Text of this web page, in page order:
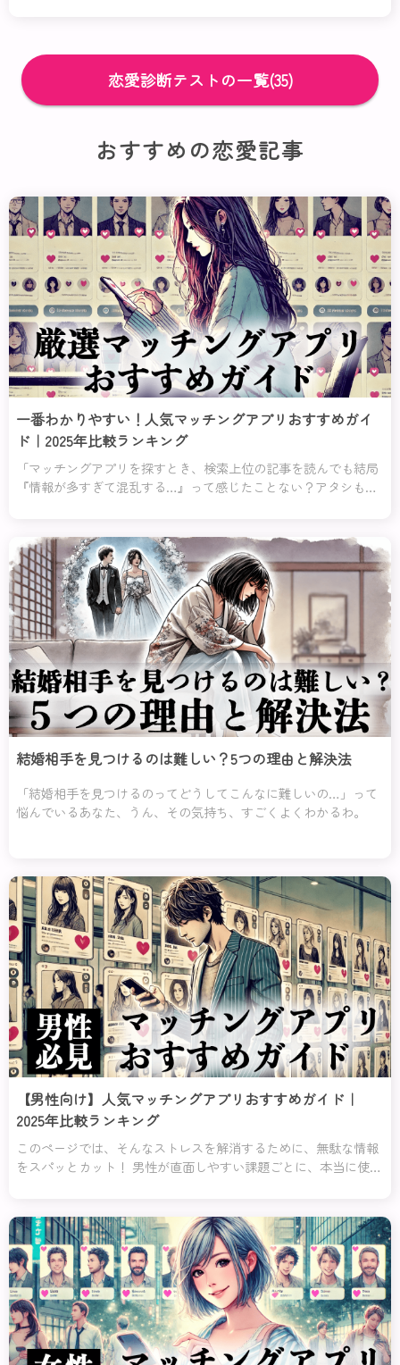
れのタイプごとの詳細な特徴を知ることで、これからの
恋愛をより楽しく、理想の相手を見つけるヒントになる
かもしれません。さあ、診断スタートです！
恋愛診断テストの一覧(35)
おすすめの恋愛記事
一番わかりやすい！人気マッチングアプリおすすめガイ
ド｜2025年比較ランキング
「マッチングアプリを探すとき、検索上位の記事を読んでも結局
『情報が多すぎて混乱する…』って感じたことない？アタシもそ
結婚相手を見つけるのは難しい？5つの理由と解決法
「結婚相手を見つけるのってどうしてこんなに難しいの…」って
悩んでいるあなた、うん、その気持ち、すごくよくわかるわ。
【男性向け】人気マッチングアプリおすすめガイド｜
2025年比較ランキング
このページでは、そんなストレスを解消するために、無駄な情報
をスパッとカット！ 男性が直面しやすい課題ごとに、本当に使え
分にピッタリのアプリが見つかるはずよ！